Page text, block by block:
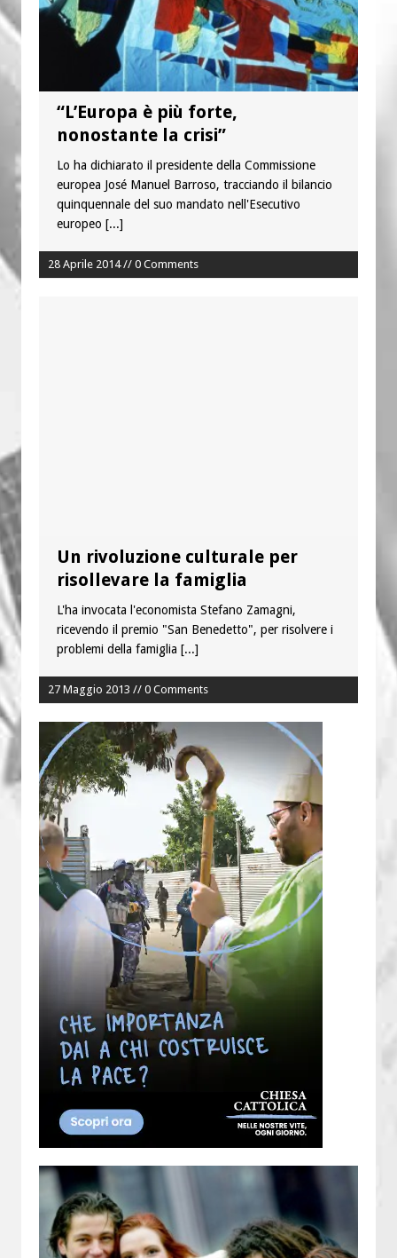
“L’Europa è più forte,
nonostante la crisi”
Lo ha dichiarato il presidente della Commissione
europea José Manuel Barroso, tracciando il bilancio
quinquennale del suo mandato nell'Esecutivo
europeo [...]
28 Aprile 2014 // 0 Comments
Un rivoluzione culturale per
risollevare la famiglia
L'ha invocata l'economista Stefano Zamagni,
ricevendo il premio "San Benedetto", per risolvere i
problemi della famiglia [...]
27 Maggio 2013 // 0 Comments